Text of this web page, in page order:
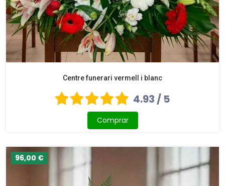
Centre funerari vermell i blanc
4.93 / 5
Comprar
96,00 €